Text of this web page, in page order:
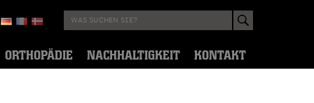
ORTHOPÄDIE NACHHALTIGKEIT KONTAKT